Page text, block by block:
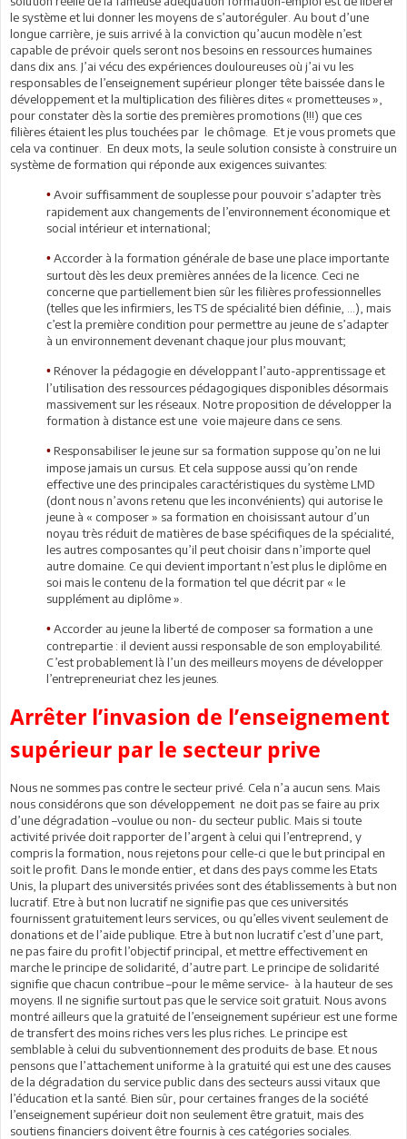
le système et lui donner les moyens de s’autoréguler. Au bout d’une
longue carrière, je suis arrivé à la conviction qu’aucun modèle n’est
capable de prévoir quels seront nos besoins en ressources humaines
dans dix ans. J’ai vécu des expériences douloureuses où j’ai vu les
responsables de l’enseignement supérieur plonger tête baissée dans le
développement et la multiplication des filières dites « prometteuses »,
pour constater dès la sortie des premières promotions (!!!) que ces
filières étaient les plus touchées par le chômage. Et je vous promets que
cela va continuer. En deux mots, la seule solution consiste à construire un
système de formation qui réponde aux exigences suivantes:
• Avoir suffisamment de souplesse pour pouvoir s’adapter très
rapidement aux changements de l’environnement économique et
social intérieur et international;
• Accorder à la formation générale de base une place importante
surtout dès les deux premières années de la licence. Ceci ne
concerne que partiellement bien sûr les filières professionnelles
(telles que les infirmiers, les TS de spécialité bien définie, …), mais
c’est la première condition pour permettre au jeune de s’adapter
à un environnement devenant chaque jour plus mouvant;
• Rénover la pédagogie en développant l’auto-apprentissage et
l’utilisation des ressources pédagogiques disponibles désormais
massivement sur les réseaux. Notre proposition de développer la
formation à distance est une voie majeure dans ce sens.
• Responsabiliser le jeune sur sa formation suppose qu’on ne lui
impose jamais un cursus. Et cela suppose aussi qu’on rende
effective une des principales caractéristiques du système LMD
(dont nous n’avons retenu que les inconvénients) qui autorise le
jeune à « composer » sa formation en choisissant autour d’un
noyau très réduit de matières de base spécifiques de la spécialité,
les autres composantes qu’il peut choisir dans n’importe quel
autre domaine. Ce qui devient important n’est plus le diplôme en
soi mais le contenu de la formation tel que décrit par « le
supplément au diplôme ».
• Accorder au jeune la liberté de composer sa formation a une
contrepartie : il devient aussi responsable de son employabilité.
C’est probablement là l’un des meilleurs moyens de développer
l’entrepreneuriat chez les jeunes.
Arrêter l’invasion de l’enseignement
supérieur par le secteur prive
Nous ne sommes pas contre le secteur privé. Cela n’a aucun sens. Mais
nous considérons que son développement ne doit pas se faire au prix
d’une dégradation –voulue ou non- du secteur public. Mais si toute
activité privée doit rapporter de l’argent à celui qui l’entreprend, y
compris la formation, nous rejetons pour celle-ci que le but principal en
soit le profit. Dans le monde entier, et dans des pays comme les Etats
Unis, la plupart des universités privées sont des établissements à but non
lucratif. Etre à but non lucratif ne signifie pas que ces universités
fournissent gratuitement leurs services, ou qu’elles vivent seulement de
donations et de l’aide publique. Etre à but non lucratif c’est d’une part,
ne pas faire du profit l’objectif principal, et mettre effectivement en
marche le principe de solidarité, d’autre part. Le principe de solidarité
signifie que chacun contribue –pour le même service- à la hauteur de ses
moyens. Il ne signifie surtout pas que le service soit gratuit. Nous avons
montré ailleurs que la gratuité de l’enseignement supérieur est une forme
de transfert des moins riches vers les plus riches. Le principe est
semblable à celui du subventionnement des produits de base. Et nous
pensons que l’attachement uniforme à la gratuité qui est une des causes
de la dégradation du service public dans des secteurs aussi vitaux que
l’éducation et la santé. Bien sûr, pour certaines franges de la société
l’enseignement supérieur doit non seulement être gratuit, mais des
soutiens financiers doivent être fournis à ces catégories sociales.